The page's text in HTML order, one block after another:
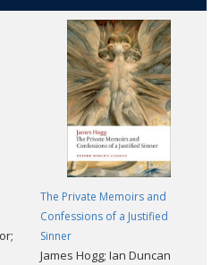
The Private Memoirs and
Confessions of a Justified
Sinner
James Hogg; Ian Duncan